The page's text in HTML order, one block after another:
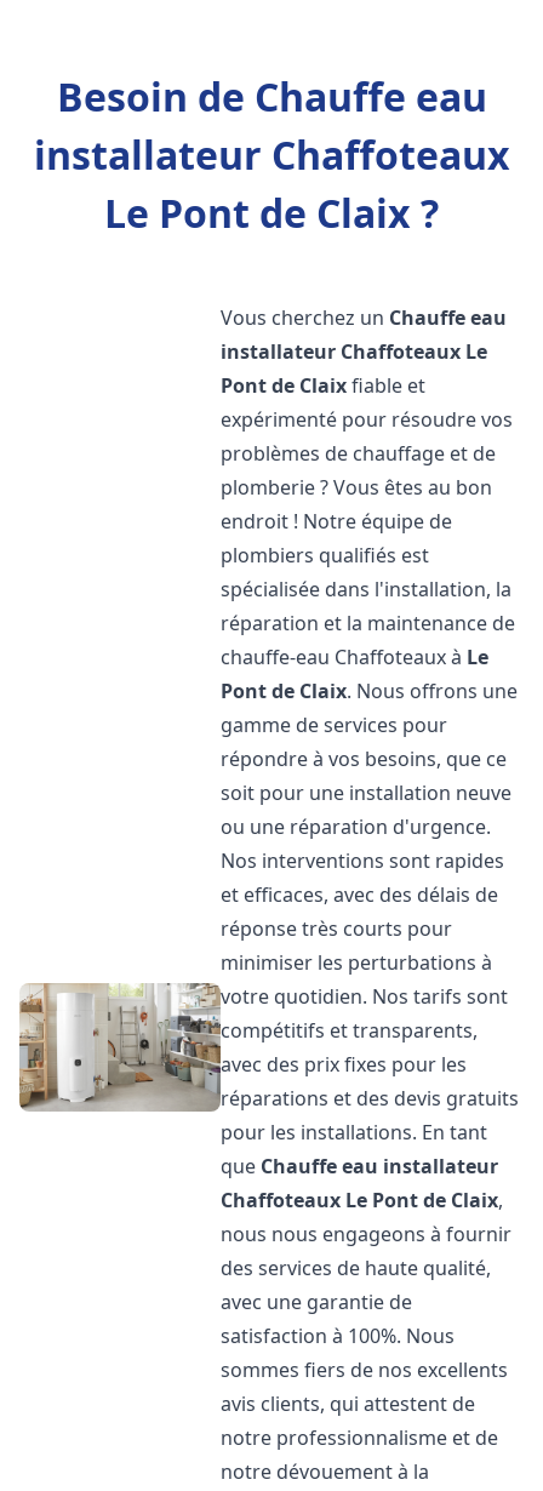
Besoin de Chauffe eau
installateur Chaffoteaux
Le Pont de Claix ?
Vous cherchez un Chauffe eau
installateur Chaffoteaux Le
Pont de Claixfiable et
expérimenté pour résoudre vos
problèmes de chauffage et de
plomberie ? Vous êtes au bon
endroit ! Notre équipe de
plombiers qualifiés est
spécialisée dans l'installation, la
réparation et la maintenance de
chauffe-eau Chaffoteaux à Le
Pont de Claix. Nous offrons une
gamme de services pour
répondre à vos besoins, que ce
soit pour une installation neuve
ou une réparation d'urgence.
Nos interventions sont rapides
et efficaces, avec des délais de
réponse très courts pour
minimiser les perturbations à
votre quotidien. Nos tarifs sont
compétitifs et transparents,
avec des prix fixes pour les
réparations et des devis gratuits
pour les installations. En tant
que Chauffe eau installateur
Chaffoteaux Le Pont de Claix,
nous nous engageons à fournir
des services de haute qualité,
avec une garantie de
satisfaction à 100%. Nous
sommes fiers de nos excellents
avis clients, qui attestent de
notre professionnalisme et de
notre dévouement à la